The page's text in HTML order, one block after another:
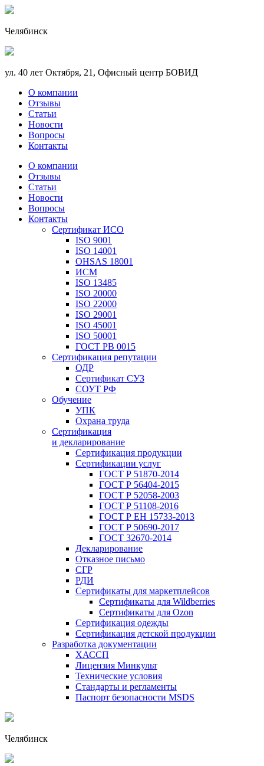
Челябинск
ул. 40 лет Октября, 21, Офисный центр БОВИД
О компании
Отзывы
Статьи
Новости
Вопросы
Контакты
О компании
Отзывы
Статьи
Новости
Вопросы
Контакты
Сертификат ИСО
ISO 9001
ISO 14001
OHSAS 18001
ИСМ
ISO 13485
ISO 20000
ISO 22000
ISO 29001
ISO 45001
ISO 50001
ГОСТ РВ 0015
Сертификация репутации
ОДР
Сертификат СУЗ
СОУТ РФ
Обучение
УПК
Охрана труда
Сертификация
и декларирование
Сертификация продукции
Сертификации услуг
ГОСТ Р 51870-2014
ГОСТ Р 56404-2015
ГОСТ Р 52058-2003
ГОСТ Р 51108-2016
ГОСТ Р ЕН 15733-2013
ГОСТ Р 50690-2017
ГОСТ 32670-2014
Декларирование
Отказное письмо
СГР
РДИ
Сертификаты для маркетплейсов
Сертификаты для Wildberries
Сертификаты для Ozon
Сертификация одежды
Сертификация детской продукции
Разработка документации
ХАССП
Лицензия Минкульт
Технические условия
Стандарты и регламенты
Паспорт безопасности MSDS
Челябинск